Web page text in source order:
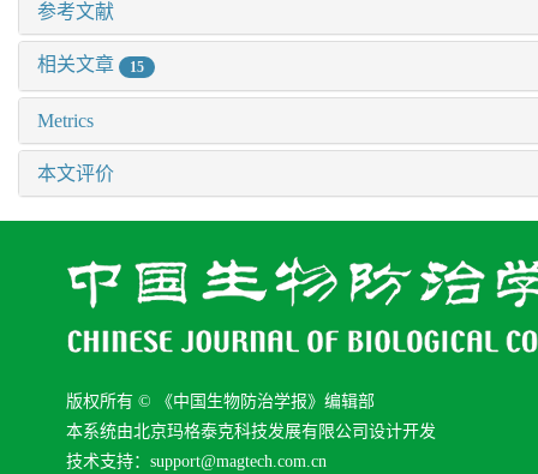
参考文献
相关文章 15
Metrics
本文评价
版权所有 © 《中国生物防治学报》编辑部
本系统由北京玛格泰克科技发展有限公司设计开发
技术支持：support@magtech.com.cn